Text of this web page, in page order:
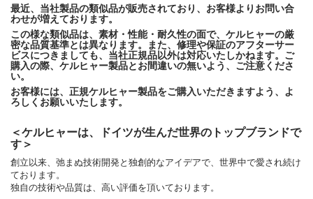
最近、当社製品の類似品が販売されており、お客様よりお問い合
わせが増えております。
この様な類似品は、素材・性能・耐久性の面で、ケルヒャーの厳
密な品質基準とは異なります。また、修理や保証のアフターサー
ビスにつきましても、当社正規品以外は対応いたしかねます。ご
購入の際、ケルヒャー製品とお間違いの無いよう、ご注意くださ
い。
お客様には、正規ケルヒャー製品をご購入いただきますよう、よ
ろしくお願いいたします。
＜ケルヒャーは、ドイツが生んだ世界のトップブランドで
す＞
創立以来、弛まぬ技術開発と独創的なアイデアで、世界中で愛され続け
ております。
独自の技術や品質は、高い評価を頂いております。